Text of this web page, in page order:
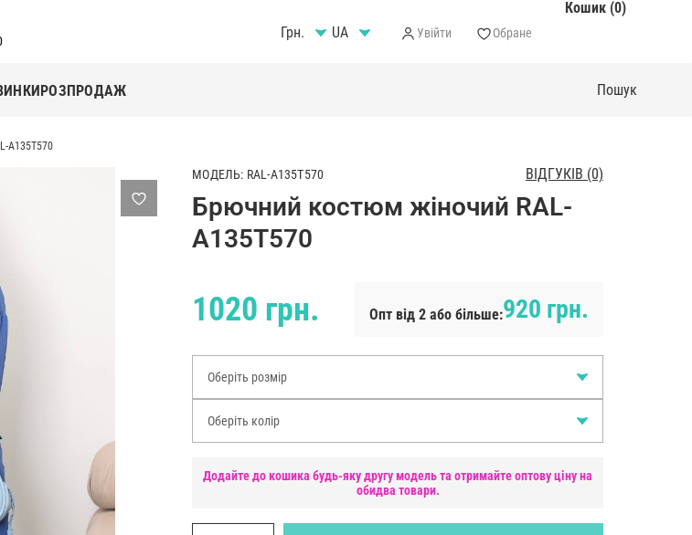
Грн. Увійти Обране
Кошик (0)
РОЗПРОДАЖ
A135T570
МОДЕЛЬ: RAL-A135T570 ВІДГУКІВ (0)
Брючний костюм жіночий RAL-
A135T570
1020 грн. Опт від 2 або більше:920 грн.
Оберіть розмір
Оберіть колір
Додайте до кошика будь-яку другу модель та отримайте оптову ціну на
обидва товари.